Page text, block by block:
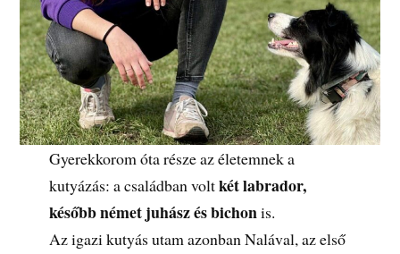
Gyerekkorom óta része az életemnek a
kutyázás: a családban voltkét labrador,
később német juhász és bichonis.
Az igazi kutyás utam azonban Nalával, az első